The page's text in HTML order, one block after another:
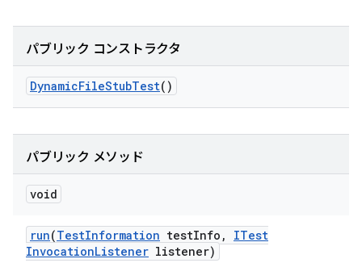
パブリック コンストラクタ
DynamicFileStubTest()
パブリック メソッド
void
run(TestInformation testInfo ,
ITest
InvocationListener listener)